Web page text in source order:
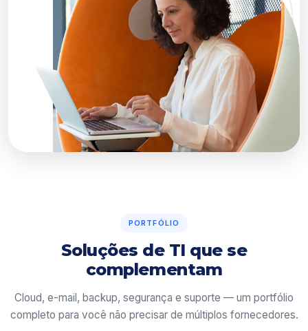
PORTFÓLIO
Soluções de TI que se
complementam
Cloud, e-mail, backup, segurança e suporte — um portfólio
completo para você não precisar de múltiplos fornecedores.